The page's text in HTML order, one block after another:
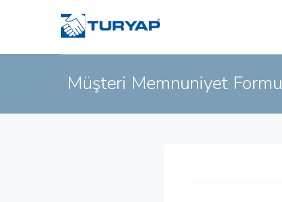
Müşteri Memnuniyet Formu